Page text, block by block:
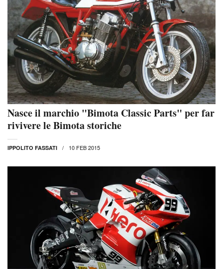
Nasce il marchio "Bimota Classic Parts" per far
rivivere le Bimota storiche
IPPOLITO FASSATI 10 FEB 2015